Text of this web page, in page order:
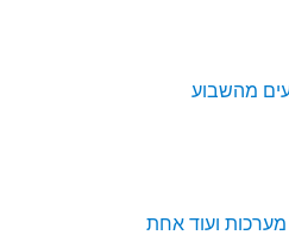
מהשבוע
ועוד אחת